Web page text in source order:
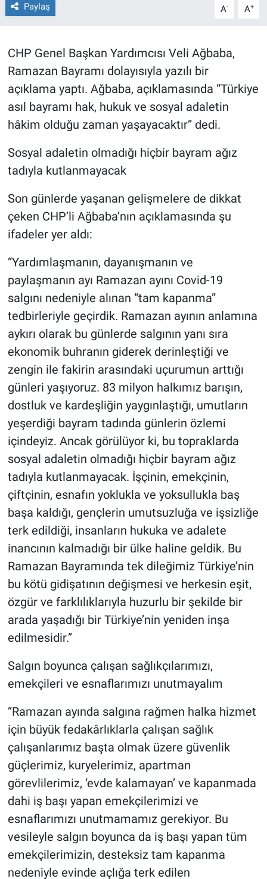
Paylaş A- A+
CHP Genel Başkan Yardımcısı Veli Ağbaba,
Ramazan Bayramı dolayısıyla yazılı bir
açıklama yaptı. Ağbaba, açıklamasında “Türkiye
asıl bayramı hak, hukuk ve sosyal adaletin
hâkim olduğu zaman yaşayacaktır” dedi.
Sosyal adaletin olmadığı hiçbir bayram ağız
tadıyla kutlanmayacak
Son günlerde yaşanan gelişmelere de dikkat
çeken CHP’li Ağbaba’nın açıklamasında şu
ifadeler yer aldı:
“Yardımlaşmanın, dayanışmanın ve
paylaşmanın ayı Ramazan ayını Covid-19
salgını nedeniyle alınan “tam kapanma”
tedbirleriyle geçirdik. Ramazan ayının anlamına
aykırı olarak bu günlerde salgının yanı sıra
ekonomik buhranın giderek derinleştiği ve
zengin ile fakirin arasındaki uçurumun arttığı
günleri yaşıyoruz. 83 milyon halkımız barışın,
dostluk ve kardeşliğin yaygınlaştığı, umutların
yeşerdiği bayram tadında günlerin özlemi
içindeyiz. Ancak görülüyor ki, bu topraklarda
sosyal adaletin olmadığı hiçbir bayram ağız
tadıyla kutlanmayacak. İşçinin, emekçinin,
çiftçinin, esnafın yoklukla ve yoksullukla baş
başa kaldığı, gençlerin umutsuzluğa ve işsizliğe
terk edildiği, insanların hukuka ve adalete
inancının kalmadığı bir ülke haline geldik. Bu
Ramazan Bayramında tek dileğimiz Türkiye’nin
bu kötü gidişatının değişmesi ve herkesin eşit,
özgür ve farklılıklarıyla huzurlu bir şekilde bir
arada yaşadığı bir Türkiye’nin yeniden inşa
edilmesidir.”
Salgın boyunca çalışan sağlıkçılarımızı,
emekçileri ve esnaflarımızı unutmayalım
“Ramazan ayında salgına rağmen halka hizmet
için büyük fedakârlıklarla çalışan sağlık
çalışanlarımız başta olmak üzere güvenlik
güçlerimiz, kuryelerimiz, apartman
görevlilerimiz, ‘evde kalamayan’ ve kapanmada
dahi iş başı yapan emekçilerimizi ve
esnaflarımızı unutmamamız gerekiyor. Bu
vesileyle salgın boyunca da iş başı yapan tüm
emekçilerimizin, desteksiz tam kapanma
nedeniyle evinde açlığa terk edilen